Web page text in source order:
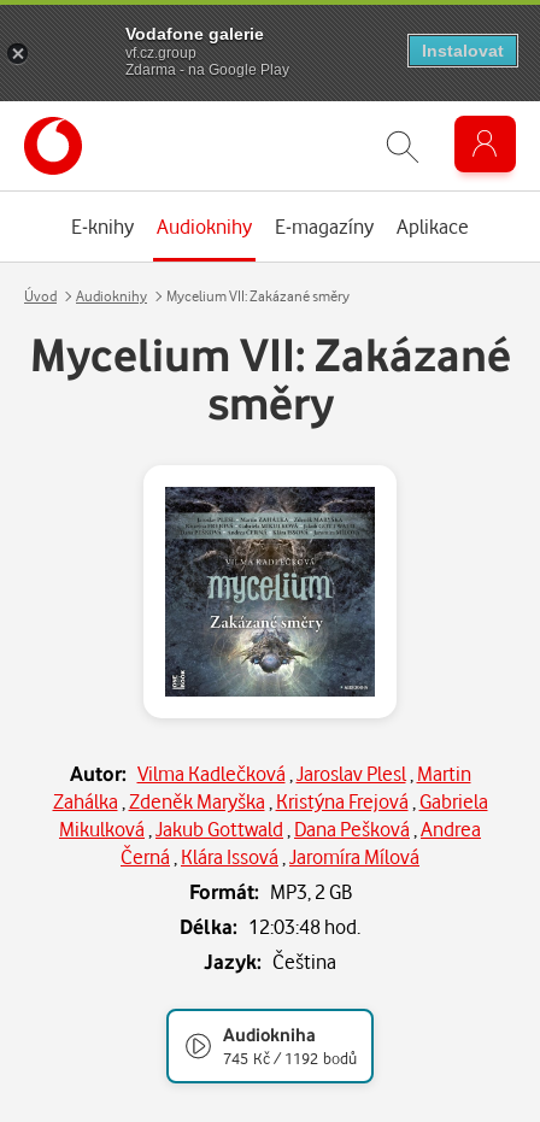
E-knihy Audioknihy E-magazíny Aplikace
Úvod Audioknihy Mycelium VII: Zakázané směry
Mycelium VII: Zakázané
směry
Autor: Vilma Kadlečková Jaroslav Plesl Martin
Zahálka Zdeněk Maryška Kristýna Frejová Gabriela
Mikulková Jakub Gottwald Dana Pešková Andrea
Černá Klára Issová Jaromíra Mílová
Formát: MP3, 2 GB
Délka: 12:03:48 hod.
Jazyk: Čeština
Audiokniha
745 Kč / 1192 bodů
Vodafone galerie
vf.cz.group
Zdarma - na Google Play
Instalovat